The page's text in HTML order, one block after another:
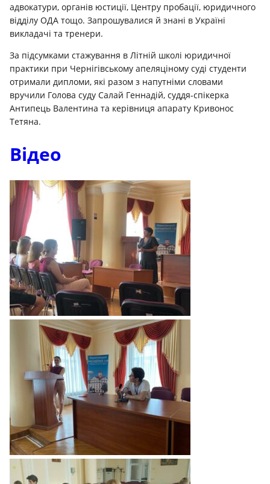
адвокатури, органів юстиції, Центру пробації, юридичного
відділу ОДА тощо. Запрошувалися й знані в Україні
викладачі та тренери.
За підсумками стажування в Літній школі юридичної
практики при Чернігівському апеляціному суді студенти
отримали дипломи, які разом з напутніми словами
вручили Голова суду Салай Геннадій, суддя-спікерка
Антипець Валентина та керівниця апарату Кривонос
Тетяна.
Відео